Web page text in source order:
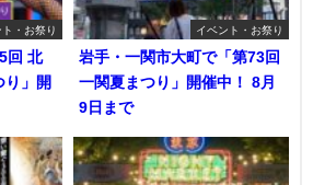
ト・お祭り
回 北
り」開
イベント・お祭り
岩手・一関市大町で「第73回
一関夏まつり」開催中！ 8月
9日まで